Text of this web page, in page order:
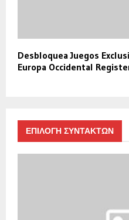
Desbloquea Juegos
Europa Occidental
ΕΠΙΛΟΓΗ ΣΥΝΤΑΚΤΩΝ